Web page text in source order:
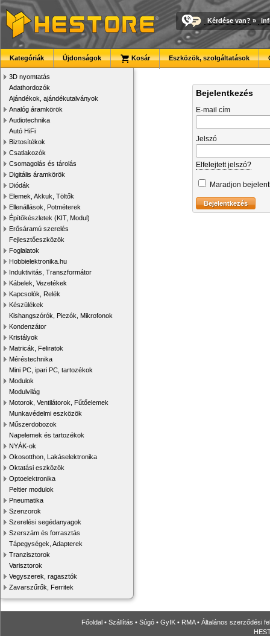
Kérdése van? »
Kategóriák Újdonságok Kosár Eszközök, szolgáltatások
3D nyomtatás
Adathordozók
Ajándékok, ajándékutalványok
Analóg áramkörök
Audiotechnika
Autó HiFi
Biztosítékok
Csatlakozók
Csomagolás és tárolás
Digitális áramkörök
Diódák
Elemek, Akkuk, Töltők
Ellenállások, Potméterek
Építőkészletek (KIT, Modul)
Erősáramú szerelés
Fejlesztőeszközök
Foglalatok
Hobbielektronika.hu
Induktivitás, Transzformátor
Kábelek, Vezetékek
Kapcsolók, Relék
Készülékek
Kishangszórók, Piezók, Mikrofonok
Kondenzátor
Kristályok
Matricák, Feliratok
Méréstechnika
Mini PC, ipari PC, tartozékok
Modulok
Modulvilág
Motorok, Ventilátorok, Fűtőelemek
Munkavédelmi eszközök
Műszerdobozok
Napelemek és tartozékok
NYÁK-ok
Okosotthon, Lakáselektronika
Oktatási eszközök
Optoelektronika
Peltier modulok
Pneumatika
Szenzorok
Szerelési segédanyagok
Szerszám és forrasztás
Tápegységek, Adapterek
Tranzisztorok
Varisztorok
Vegyszerek, ragasztók
Zavarszűrők, Ferritek
Bejelentkezés
E-mail cím
Jelszó
Elfelejtett jelszó?
Maradjon
Főoldal • Szállítás • Súgó • GyIK • RMA• Általános szerződési